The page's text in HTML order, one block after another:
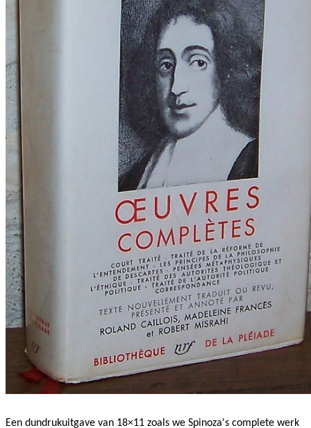
Een dundrukuitgave van 18×11 zoals we Spinoza's complete werk